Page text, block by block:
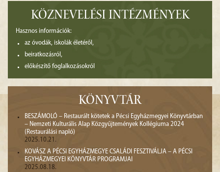
KÖZNEVELÉSI INTÉZMÉNYEK
Hasznos információk:
az óvodák, iskolák életéről,
beiratkozásról,
előkészítő foglalkozásokról
KÖNYVTÁR
BESZÁMOLÓ – Restaurált kötetek a Pécsi Egyházmegyei Könyvtárban
– Nemzeti Kulturális Alap Közgyűjtemények Kollégiuma 2024
(Restaurálási napló)
2025.10.21.
KOVÁSZ A PÉCSI EGYHÁZMEGYE CSALÁDI FESZTIVÁLJA – A PÉCSI
EGYHÁZMEGYEI KÖNYVTÁR PROGRAMJAI
2025.08.18.